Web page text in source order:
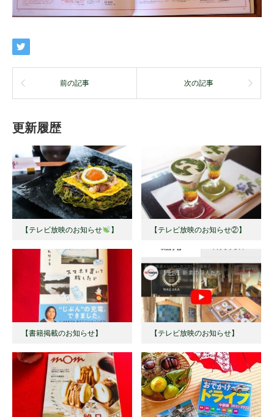
前の記事 次の記事
更新履歴
【テレビ放映のお知らせ 】 ⁡ 【テレビ放映のお知らせ②】
【書籍掲載のお知らせ】 【テレビ放映のお知らせ】 ⁡